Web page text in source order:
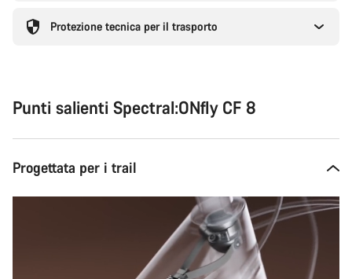
Protezione tecnica per il trasporto
Punti salienti Spectral:ONfly CF 8
Progettata per i trail